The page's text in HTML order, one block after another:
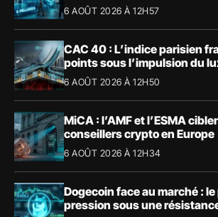
6 AOÛT 2026 À 12H57
CAC 40 : L’indice parisien
points sous l’impulsion du
6 AOÛT 2026 À 12H50
MiCA : l’AMF et l’ESMA
conseillers crypto en Europe
6 AOÛT 2026 À 12H34
Dogecoin face au marché :
pression sous une